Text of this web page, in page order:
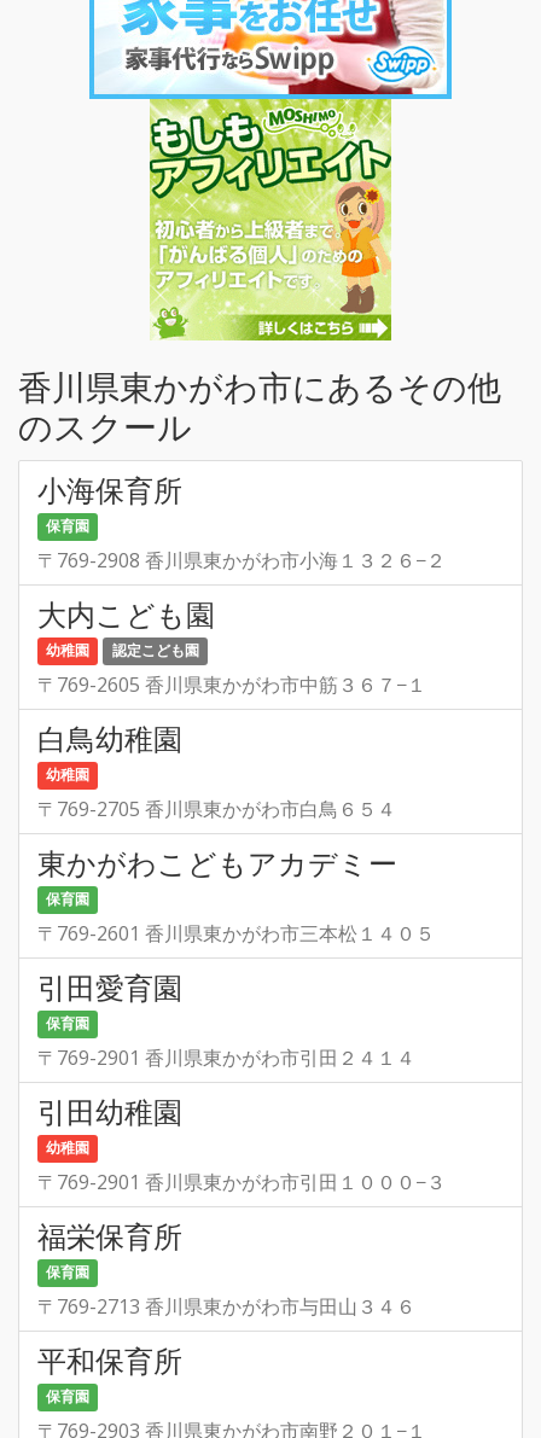
香川県東かがわ市にあるその他
のスクール
小海保育所
保育園
〒769-2908 香川県東かがわ市小海１３２６−２
大内こども園
幼稚園 認定こども園
〒769-2605 香川県東かがわ市中筋３６７−１
白鳥幼稚園
幼稚園
〒769-2705 香川県東かがわ市白鳥６５４
東かがわこどもアカデミー
保育園
〒769-2601 香川県東かがわ市三本松１４０５
引田愛育園
保育園
〒769-2901 香川県東かがわ市引田２４１４
引田幼稚園
幼稚園
〒769-2901 香川県東かがわ市引田１０００−３
福栄保育所
保育園
〒769-2713 香川県東かがわ市与田山３４６
平和保育所
保育園
〒769-2903 香川県東かがわ市南野２０１−１